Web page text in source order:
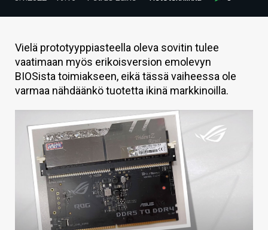
TECHBBS
TIETOA
HINTA.FI
KAUPPA
HAKU
Vielä prototyyppiasteella oleva sovitin tulee
vaatimaan myös erikoisversion emolevyn
BIOSista toimiakseen, eikä tässä vaiheessa ole
varmaa nähdäänkö tuotetta ikinä markkinoilla.